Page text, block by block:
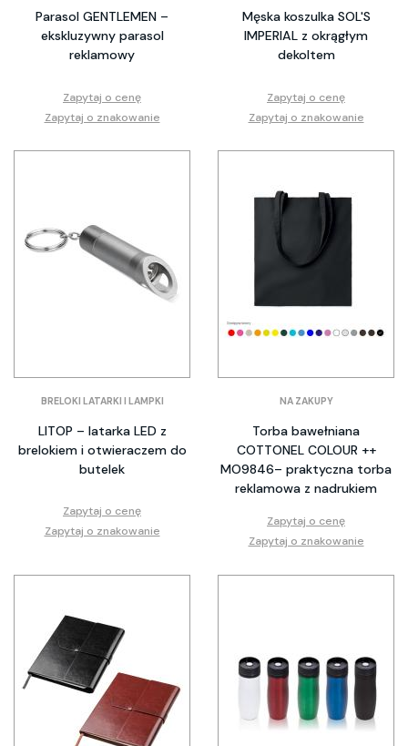
Parasol GENTLEMEN –
ekskluzywny parasol
reklamowy
Zapytaj o cenę
Zapytaj o znakowanie
Męska koszulka SOL'S
IMPERIAL z okrągłym
dekoltem
Zapytaj o cenę
Zapytaj o znakowanie
BRELOKI LATARKI I LAMPKI
LITOP – latarka LED z
brelokiem i otwieraczem do
butelek
Zapytaj o cenę
Zapytaj o znakowanie
NA ZAKUPY
Torba bawełniana
COTTONEL COLOUR ++
MO9846– praktyczna torba
reklamowa z nadrukiem
Zapytaj o cenę
Zapytaj o znakowanie